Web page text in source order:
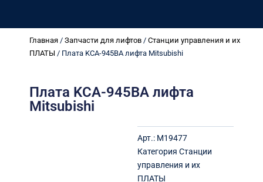
Главная / Запчасти для лифтов / Станции управления и их
ПЛАТЫ / Плата KCA-945BA лифта Mitsubishi
Плата KCA-945BA лифта
Mitsubishi
Арт.: M19477
Категория Станции
управления и их
ПЛАТЫ